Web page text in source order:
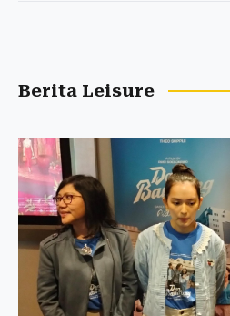
Berita Leisure